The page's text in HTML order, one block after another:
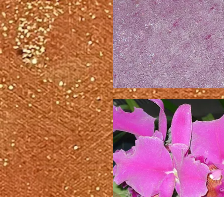
な
ダ
ン
ス
し
た
っ
て
言
っ
て